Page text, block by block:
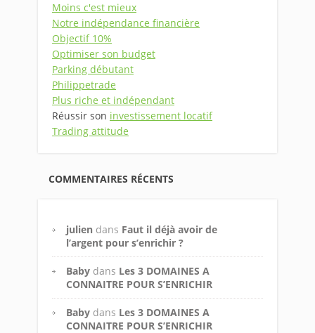
Moins c'est mieux
Notre indépendance financière
Objectif 10%
Optimiser son budget
Parking débutant
Philippetrade
Plus riche et indépendant
Réussir son investissement locatif
Trading attitude
COMMENTAIRES RÉCENTS
julien dans Faut il déjà avoir de
l’argent pour s’enrichir ?
Baby dans Les 3 DOMAINES A
CONNAITRE POUR S’ENRICHIR
Baby dans Les 3 DOMAINES A
CONNAITRE POUR S’ENRICHIR